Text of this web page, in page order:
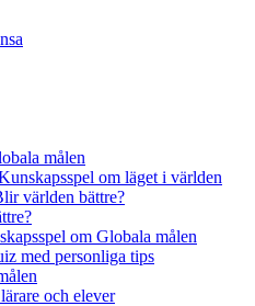
målen
om läget i världen
världen bättre?
om Globala målen
med personliga tips
och elever